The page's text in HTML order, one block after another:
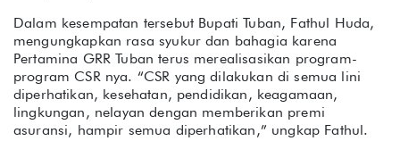
Dalam kesempatan tersebut Bupati Tuban, Fathul Huda,
mengungkapkan rasa syukur dan bahagia karena
Pertamina GRR Tuban terus merealisasikan program-
program CSR nya. “CSR yang dilakukan di semua lini
diperhatikan, kesehatan, pendidikan, keagamaan,
lingkungan, nelayan dengan memberikan premi
asuransi, hampir semua diperhatikan,” ungkap Fathul.